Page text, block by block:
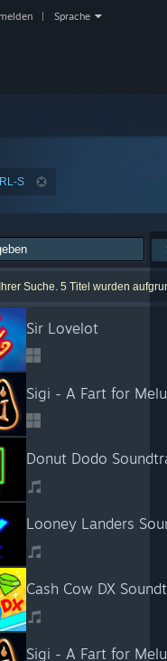
Sprache
S
Suche. 5 Titel wurden
Sir Lovelot
Sigi - A Fart for
Donut Dodo
Looney Landers
Cash Cow DX
Sigi - A Fart for